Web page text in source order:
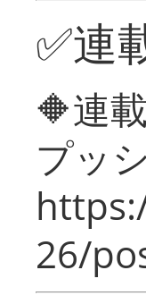
✅連
🔶連
プッ
26/